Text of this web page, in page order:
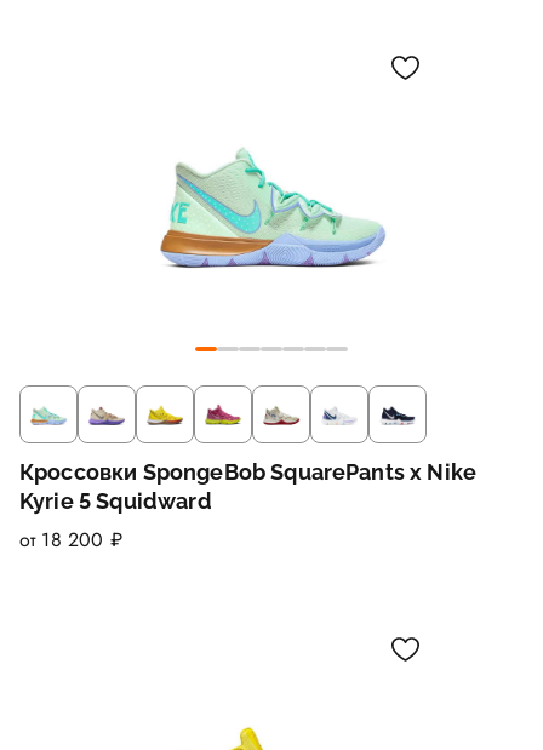
Кроссовки SpongeBob SquarePants x Nike
Kyrie 5 Squidward
от 18 200 ₽